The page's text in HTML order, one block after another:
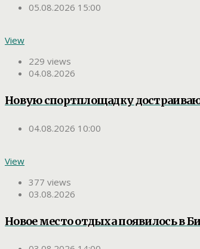
05.08.2026 15:00
View
229 views
04.08.2026
Новую спортплощадку
04.08.2026 10:00
View
377 views
03.08.2026
Новое место отдыха появилось в